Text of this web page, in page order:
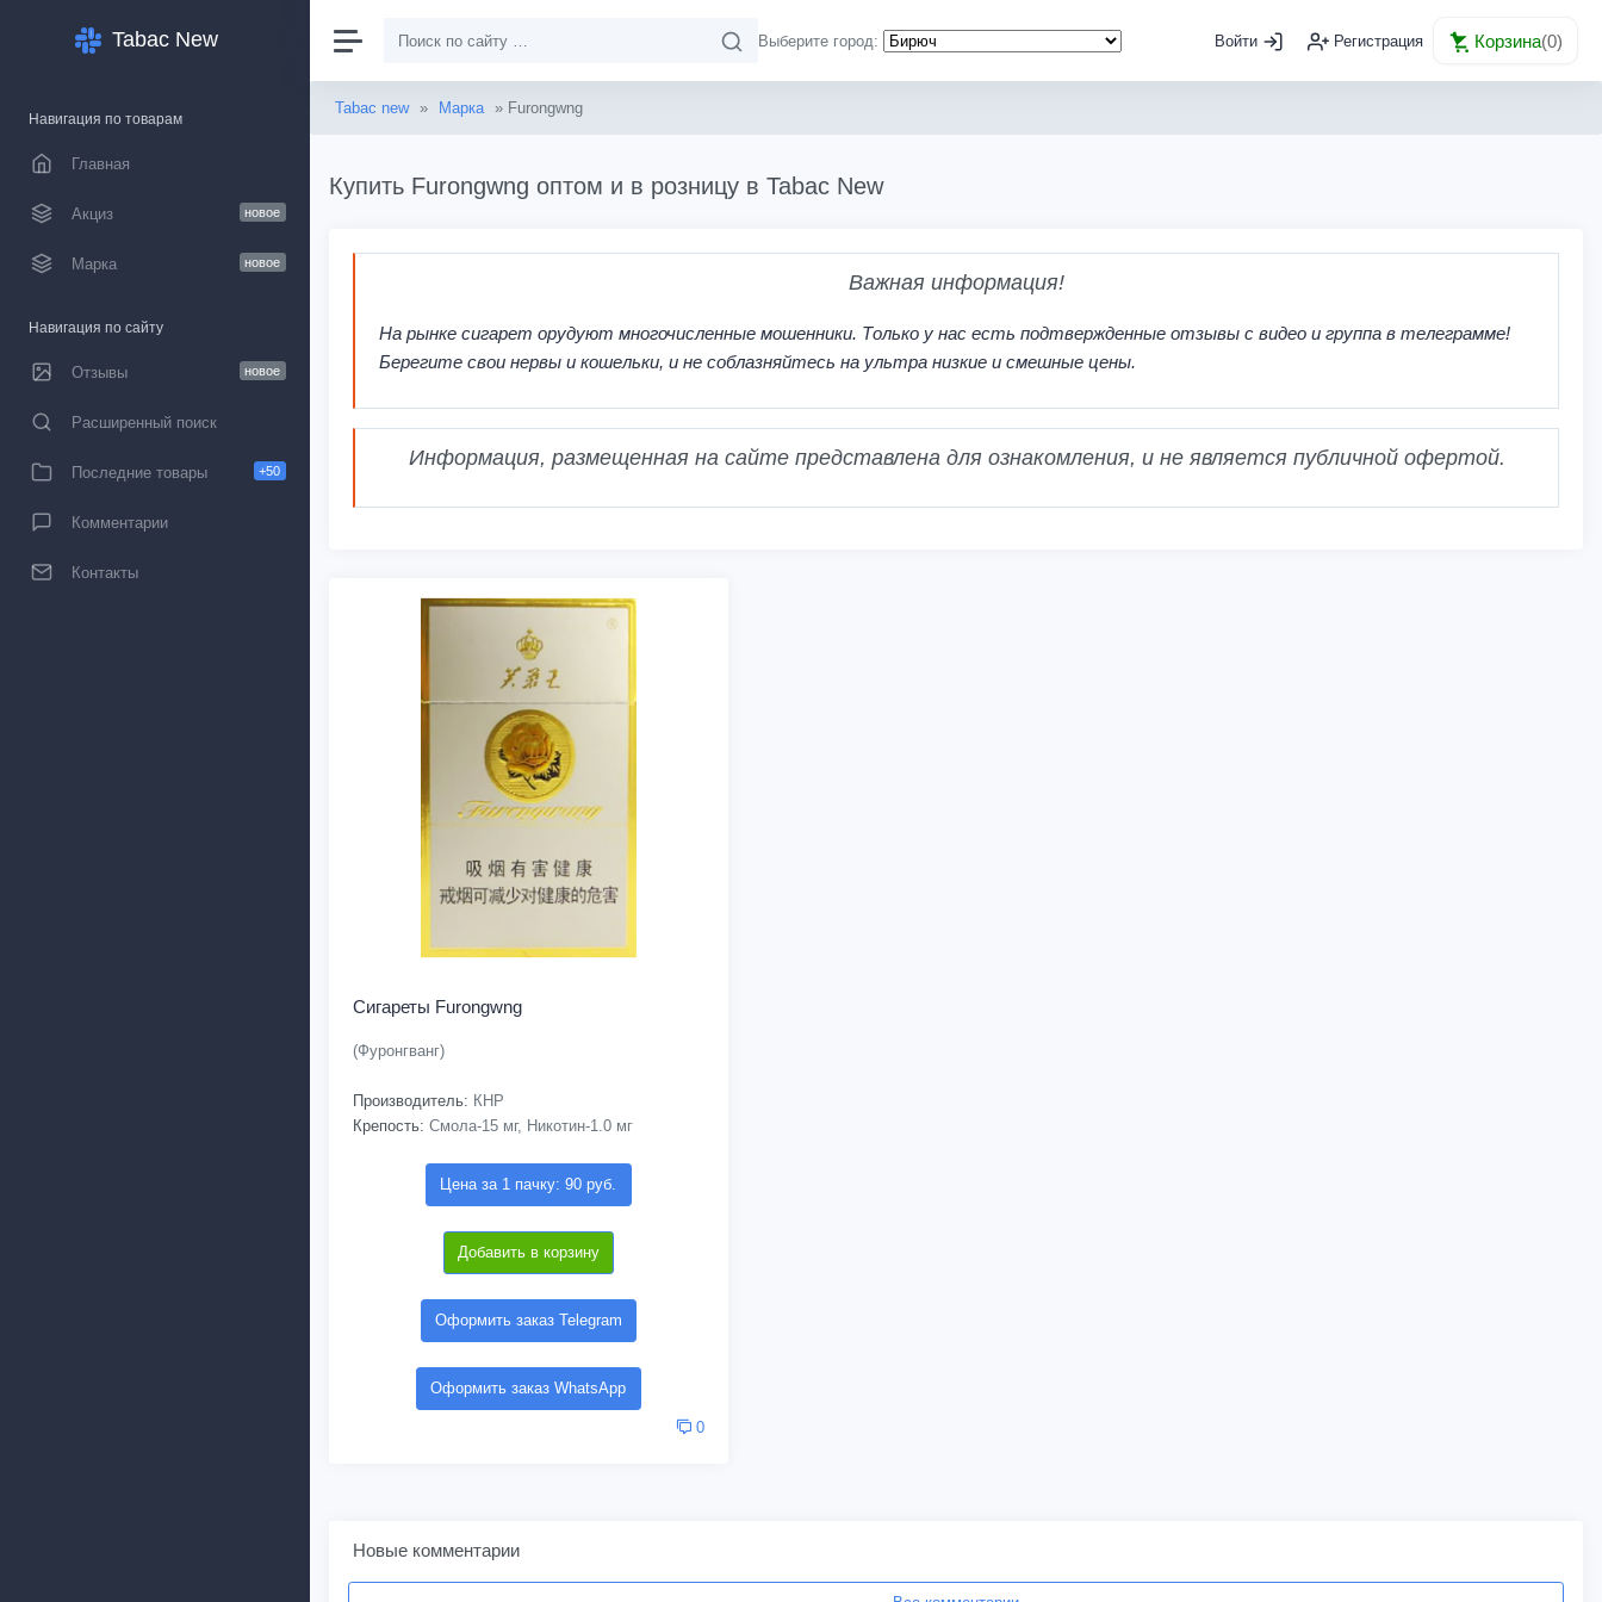
Tabac New
Навигация по товарам
Главная
Акциз новое
Марка новое
Навигация по сайту
Отзывы новое
Расширенный поиск
Последние товары +50
Комментарии
Контакты
Выберите город: Войти Регистрация Корзина(0)
Tabac new » Марка » Furongwng
Купить Furongwng оптом и в розницу в Tabac New
Важная информация!
На рынке сигарет орудуют многочисленные мошенники. Только у нас есть подтвержденные отзывы с видео и группа в телеграмме!
Берегите свои нервы и кошельки, и не соблазняйтесь на ультра низкие и смешные цены.
Информация, размещенная на сайте представлена для ознакомления, и не является публичной офертой.
Сигареты Furongwng
(Фуронгванг)
Производитель: КНР
Крепость: Смола-15 мг, Никотин-1.0 мг
Цена за 1 пачку: 90 руб.
Добавить в корзину
Оформить заказ Telegram
Оформить заказ WhatsApp
0
Новые комментарии